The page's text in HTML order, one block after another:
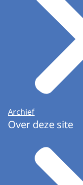
Archief
Over deze site